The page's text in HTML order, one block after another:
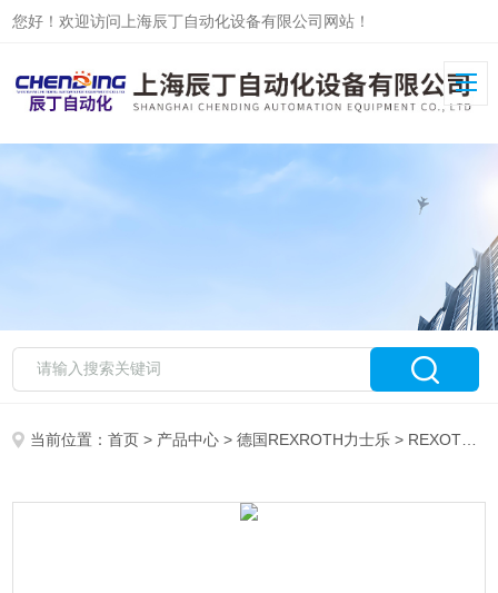
您好！欢迎访问上海辰丁自动化设备有限公司网站！
当前位置：首页 > 产品中心 >德国REXROTH力士乐 > REXOTH力士乐电磁阀